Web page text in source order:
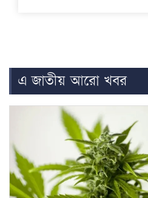
এ জাতীয় আরো খবর